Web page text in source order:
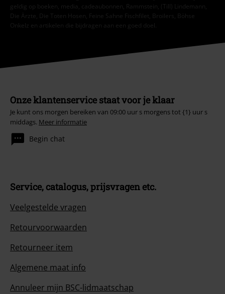
geldig op boeken, media, cadeaubonnen, Rammstein, (Till) Lindemann,
Die Ärzte, Die Toten Hosen, Feine Sahne Fischfilet, Broilers, Böhse
Onkelz en artikelen die bijdragen aan een goed doel.
Onze klantenservice staat voor je klaar
Je kunt ons morgen bereiken van 09:00 uur s morgens tot {1} uur s
middags. Meer informatie
Begin chat
Service, catalogus, prijsvragen etc.
Veelgestelde vragen
Retourvoorwaarden
Retourneer item
Algemene maat info
Annuleer mijn BSC-lidmaatschap